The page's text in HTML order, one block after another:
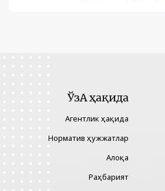
ЎзА ҳақида
Агентлик ҳақида
Норматив ҳужжатлар
Алоқа
Раҳбарият